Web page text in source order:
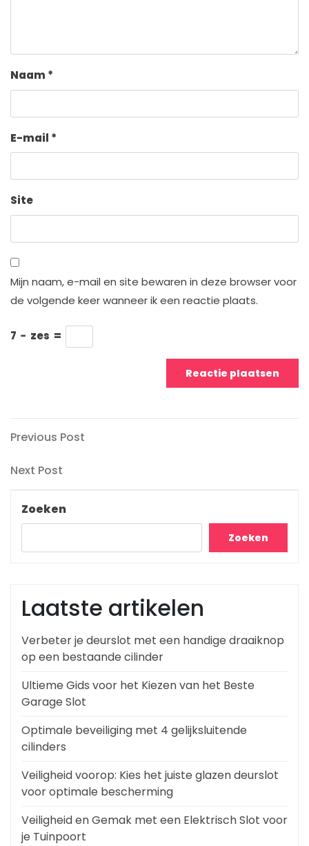
Naam *
E-mail *
Site
Mijn naam, e-mail en site bewaren in deze browser voor
de volgende keer wanneer ik een reactie plaats.
7 − zes =
Berichtnavigatie
Previous
Previous Post
Next
Next Post
Zoeken
Zoeken
Laatste artikelen
Verbeter je deurslot met een handige draaiknop
op een bestaande cilinder
Ultieme Gids voor het Kiezen van het Beste
Garage Slot
Optimale beveiliging met 4 gelijksluitende
cilinders
Veiligheid voorop: Kies het juiste glazen deurslot
voor optimale bescherming
Veiligheid en Gemak met een Elektrisch Slot voor
je Tuinpoort